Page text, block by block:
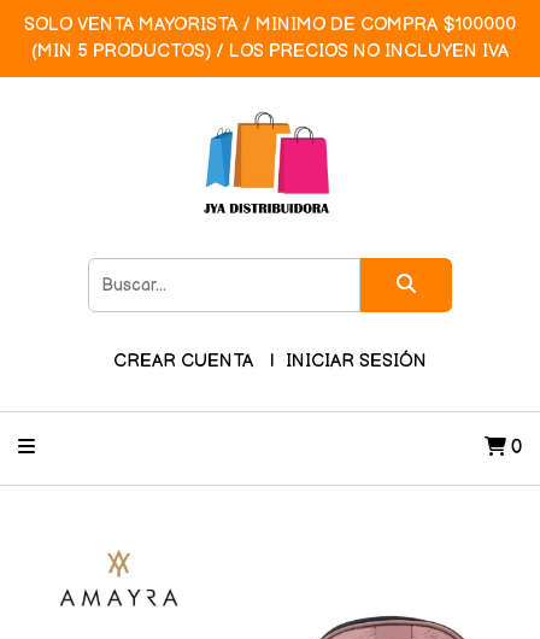
SOLO VENTA MAYORISTA / MINIMO DE COMPRA $100000
(MIN 5 PRODUCTOS) / LOS PRECIOS NO INCLUYEN IVA
CREAR CUENTA INICIAR SESIÓN
0